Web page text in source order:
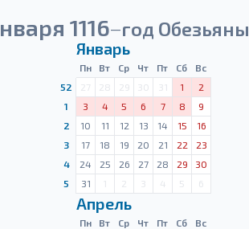
1116—год Обезьяны
Январь
Пн Вт Ср Чт Пт Сб
Вс
52
27 28 29 30 31 1
2
1
3 4 5 6 7 8
9
2
10 11 12 13 14 15
16
3
17 18 19 20 21 22
23
4
24 25 26 27 28 29
30
5
31 1 2 3 4 5 6
Апрель
Пн Вт Ср Чт Пт Сб
Вс